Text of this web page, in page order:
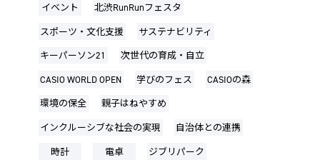
イベント
北渋RunRunフェスタ
スポーツ・文化支援
サステナビリティ
キーパーソン21
次世代の育成・自立
CASIO WORLD OPEN
学びのフェス
CASIOの森
環境の保全
親子はねやすめ
インクルーシブな社会の実現
自治体との連携
時計
電卓
ジブリパーク